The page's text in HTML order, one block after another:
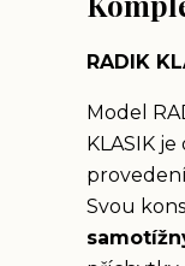
RADIK
Model
KLASIK
Svou